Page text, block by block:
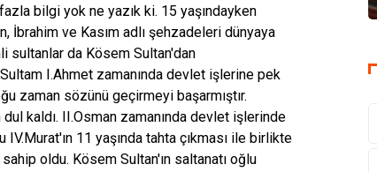
bilgi yok ne yazık ki. 15 yaşındayken
İbrahim ve Kasım adlı şehzadeleri dünyaya
sultanlar da Kösem Sultan'dan
I.Ahmet zamanında devlet işlerine pek
zaman sözünü geçirmeyi başarmıştır.
kaldı. II.Osman zamanında devlet işlerinde
11 yaşında tahta çıkması ile birlikte
oldu. Kösem Sultan'ın saltanatı oğlu